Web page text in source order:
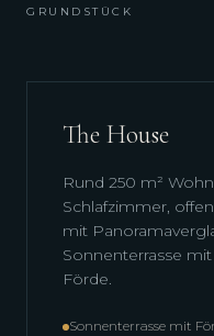
GRUNDSTÜCK
The House
Rund 250 m²
Schlafzimmer,
mit
Sonnenterrasse
Förde.
Sonnenterrasse mit